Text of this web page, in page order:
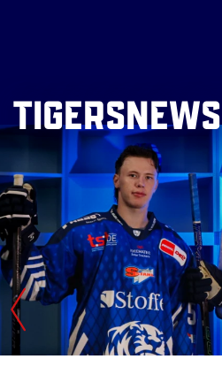
TIGERSNEWS